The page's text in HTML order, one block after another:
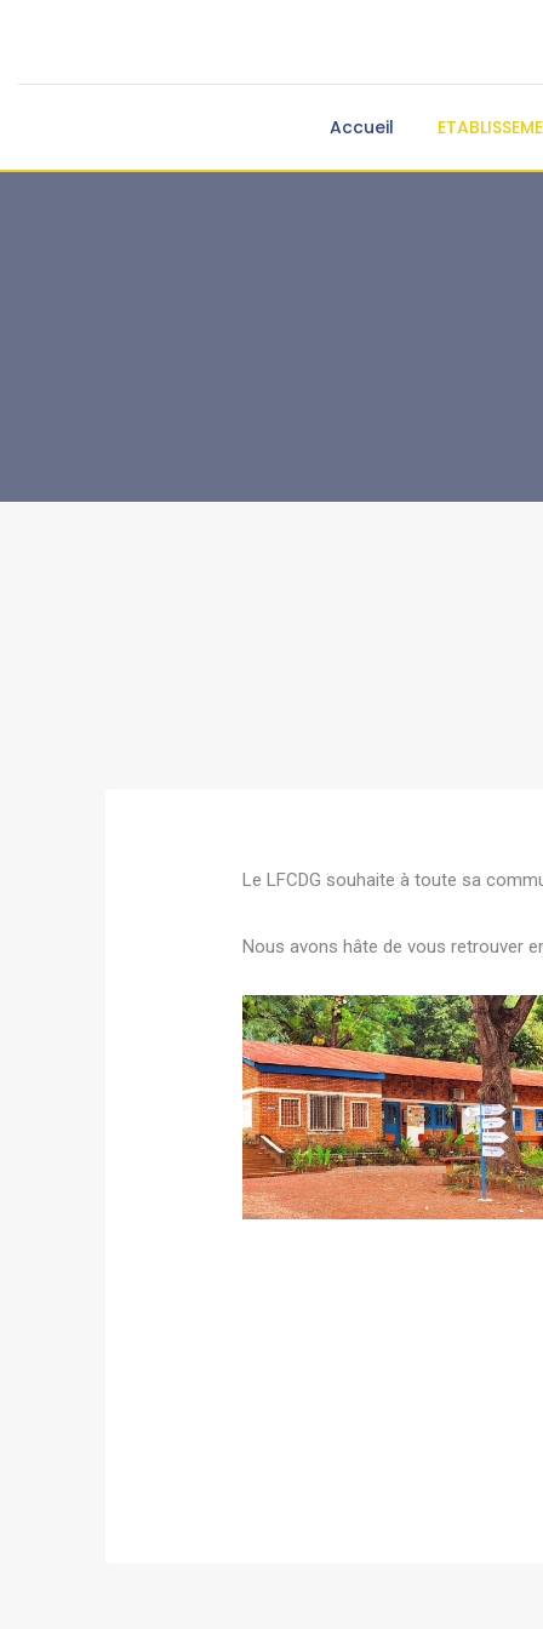
Accueil
Le LFCDG souhaite à toute sa
Nous avons hâte de vous retrouver